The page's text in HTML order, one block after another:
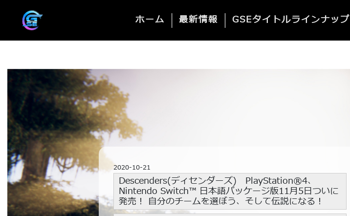
ホーム | 最新情報 | GSEタイトルラインナップ
2020-10-21
Descenders(ディセンダーズ) PlayStation®4、
Nintendo Switch™ 日本語パッケージ版11月5日ついに
発売！ 自分のチームを選ぼう、そして伝説になる！